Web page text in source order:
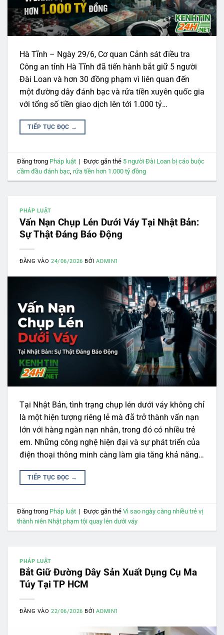
Hà Tĩnh – Ngày 29/6, Cơ quan Cảnh sát điều tra
Công an tỉnh Hà Tĩnh đã tiến hành bắt giữ 5 người
Đài Loan và hơn 30 đồng phạm vì liên quan đến
một đường dây đánh bạc và rửa tiền xuyên quốc gia
với tổng số tiền giao dịch lên tới 1.000 tỷ…
TIẾP TỤC ĐỌC →
Đăng trong Pháp luật | Được gắn thẻ 5 người Đài Loan bị cáo buộc
cầm đầu đánh bạc rửa tiền hơn 1.000 tỷ đồng
PHÁP LUẬT
Vấn Nạn Chụp Lén Dưới Váy Tại Nhật Bản:
Sự Thật Đáng Báo Động
ĐĂNG VÀO24/06/2026 BỞIADMIN1
Tại Nhật Bản, tình trạng chụp lén dưới váy không chỉ
là một hiện tượng riêng lẻ mà đã trở thành vấn nạn
lớn với hàng ngàn nạn nhân, trong đó có nhiều trẻ
em. Những công nghệ hiện đại và sự phát triển của
điện thoại thông minh càng làm gia tăng khả năng…
TIẾP TỤC ĐỌC →
Đăng trong Pháp luật | Được gắn thẻVì sao ngày càng nhiều trẻ vị
thành niên Nhật phạm tội quay lén dưới váy
PHÁP LUẬT
Bắt Giữ Đường Dây Sản Xuất Dụng Cụ Ma
Túy Tại TP HCM
ĐĂNG VÀO22/06/2026 BỞIADMIN1